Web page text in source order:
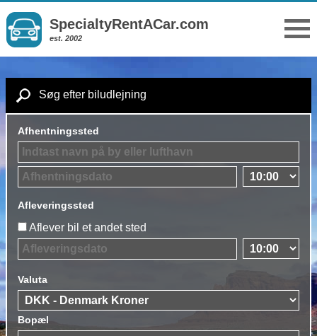
SpecialtyRentACar.com
est. 2002
Søg efter biludlejning
Afhentningssted
Afleveringssted
Aflever bil et andet sted
Valuta
Bopæl